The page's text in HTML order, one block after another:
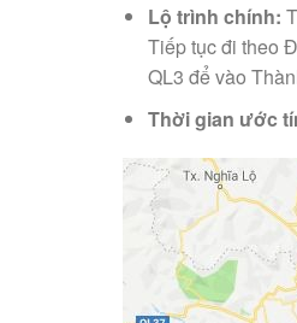
Lộ trình chính:
Tiếp tục đi theo
QL3 để vào
Thời gian ước